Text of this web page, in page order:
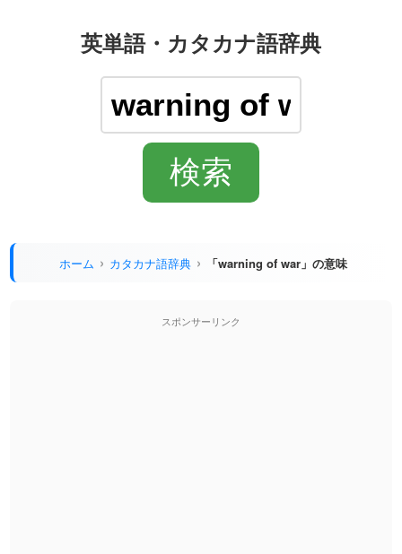
英単語・カタカナ語辞典
ホーム カタカナ語辞典 「warning of war」の意味
スポンサーリンク